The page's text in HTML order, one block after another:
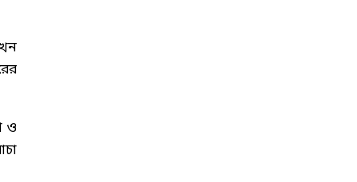
ও